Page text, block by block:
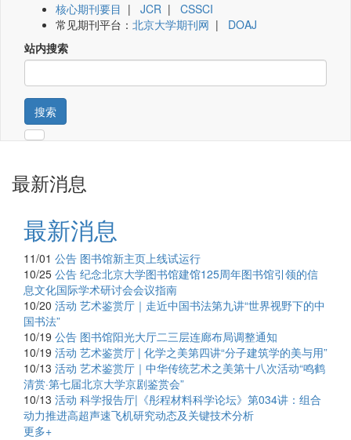
核心期刊要目 | JCR | CSSCI
常见期刊平台： 北京大学期刊网 | DOAJ
站内搜索
搜索
最新消息
最新消息
11/01 公告 图书馆新主页上线试运行
10/25 公告 纪念北京大学图书馆建馆125周年图书馆引领的信
息文化国际学术研讨会会议指南
10/20 活动 艺术鉴赏厅｜走近中国书法第九讲“世界视野下的中
国书法”
10/19 公告 图书馆阳光大厅二三层连廊布局调整通知
10/19 活动 艺术鉴赏厅 | 化学之美第四讲“分子建筑学的美与用”
10/13 活动 艺术鉴赏厅｜中华传统艺术之美第十八次活动“鸣鹤
清赏·第七届北京大学京剧鉴赏会”
10/13 活动 科学报告厅|《彤程材料科学论坛》第034讲：组合
动力推进高超声速飞机研究动态及关键技术分析
更多+